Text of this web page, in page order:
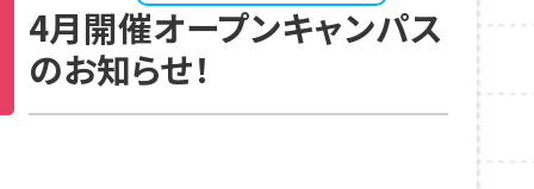
4月開催オープンキャンパス
のお知らせ！